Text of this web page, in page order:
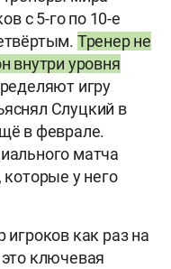
с 5-го по 10-е
Тренер не
внутри уровня
игру
Слуцкий в
в феврале.
матча
у него
как раз на
ключевая